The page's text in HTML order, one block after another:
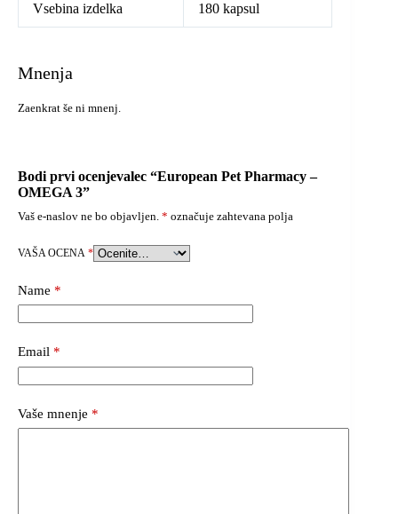
Vsebina izdelka 180 kapsul
Mnenja
Zaenkrat še ni mnenj.
Bodi prvi ocenjevalec “European Pet Pharmacy –
OMEGA 3”
Vaš e-naslov ne bo objavljen. * označuje zahtevana polja
VAŠA OCENA *
Name *
Email *
Vaše mnenje *